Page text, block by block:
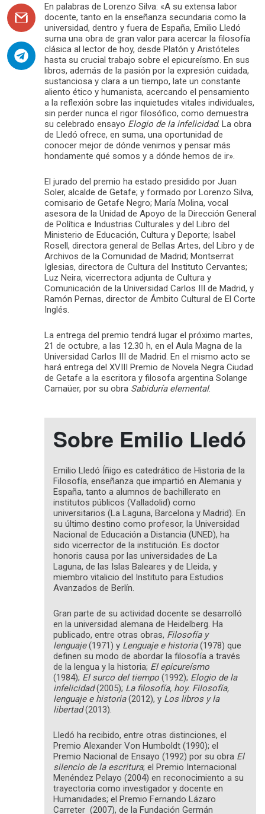
En palabras de Lorenzo Silva: «A su extensa labor
docente, tanto en la enseñanza secundaria como la
universidad, dentro y fuera de España, Emilio Lledó
suma una obra de gran valor para acercar la filosofía
clásica al lector de hoy, desde Platón y Aristóteles
hasta su crucial trabajo sobre el epicureísmo. En sus
libros, además de la pasión por la expresión cuidada,
sustanciosa y clara a un tiempo, late un constante
aliento ético y humanista, acercando el pensamiento
a la reflexión sobre las inquietudes vitales individuales,
sin perder nunca el rigor filosófico, como demuestra
su celebrado ensayo Elogio de la infelicidad. La obra
de Lledó ofrece, en suma, una oportunidad de
conocer mejor de dónde venimos y pensar más
hondamente qué somos y a dónde hemos de ir».
El jurado del premio ha estado presidido por Juan
Soler, alcalde de Getafe; y formado por Lorenzo Silva,
comisario de Getafe Negro; María Molina, vocal
asesora de la Unidad de Apoyo de la Dirección General
de Política e Industrias Culturales y del Libro del
Ministerio de Educación, Cultura y Deporte; Isabel
Rosell, directora general de Bellas Artes, del Libro y de
Archivos de la Comunidad de Madrid; Montserrat
Iglesias, directora de Cultura del Instituto Cervantes;
Luz Neira, vicerrectora adjunta de Cultura y
Comunicación de la Universidad Carlos III de Madrid, y
Ramón Pernas, director de Ámbito Cultural de El Corte
Inglés.
La entrega del premio tendrá lugar el próximo martes,
21 de octubre, a las 12.30 h, en el Aula Magna de la
Universidad Carlos III de Madrid. En el mismo acto se
hará entrega del XVIII Premio de Novela Negra Ciudad
de Getafe a la escritora y filosofa argentina Solange
Camaüer, por su obra Sabiduría elemental.
Sobre Emilio Lledó
Emilio Lledó Íñigo es catedrático de Historia de la
Filosofía, enseñanza que impartió en Alemania y
España, tanto a alumnos de bachillerato en
institutos públicos (Valladolid) como
universitarios (La Laguna, Barcelona y Madrid). En
su último destino como profesor, la Universidad
Nacional de Educación a Distancia (UNED), ha
sido vicerrector de la institución. Es doctor
honoris causa por las universidades de La
Laguna, de las Islas Baleares y de Lleida, y
miembro vitalicio del Instituto para Estudios
Avanzados de Berlín.
Gran parte de su actividad docente se desarrolló
en la universidad alemana de Heidelberg. Ha
publicado, entre otras obras, Filosofía y
lenguaje(1971) y Lenguaje e historia(1978) que
definen su modo de abordar la filosofía a través
de la lengua y la historia; El epicureísmo
(1984); El surco del tiempo (1992); Elogio de la
infelicidad(2005); La filosofía, hoy. Filosofía,
lenguaje e historia(2012), y Los libros y la
libertad(2013).
Lledó ha recibido, entre otras distinciones, el
Premio Alexander Von Humboldt (1990); el
Premio Nacional de Ensayo (1992) por su obra El
silencio de la escritura; el Premio Internacional
Menéndez Pelayo (2004) en reconocimiento a su
trayectoria como investigador y docente en
Humanidades; el Premio Fernando Lázaro
Carreter (2007), de la Fundación Germán